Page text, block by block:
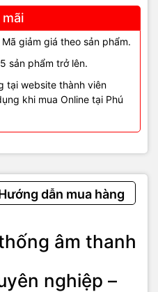
giảm giá theo sản phẩm.
sản phẩm trở lên.
tại website thành viên
khi mua Online tại Phú
dẫn mua hàng
âm thanh
nghiệp –
khảo)
tạm thời, không xử lý triệt để vấn
công hệ
quán cà phê